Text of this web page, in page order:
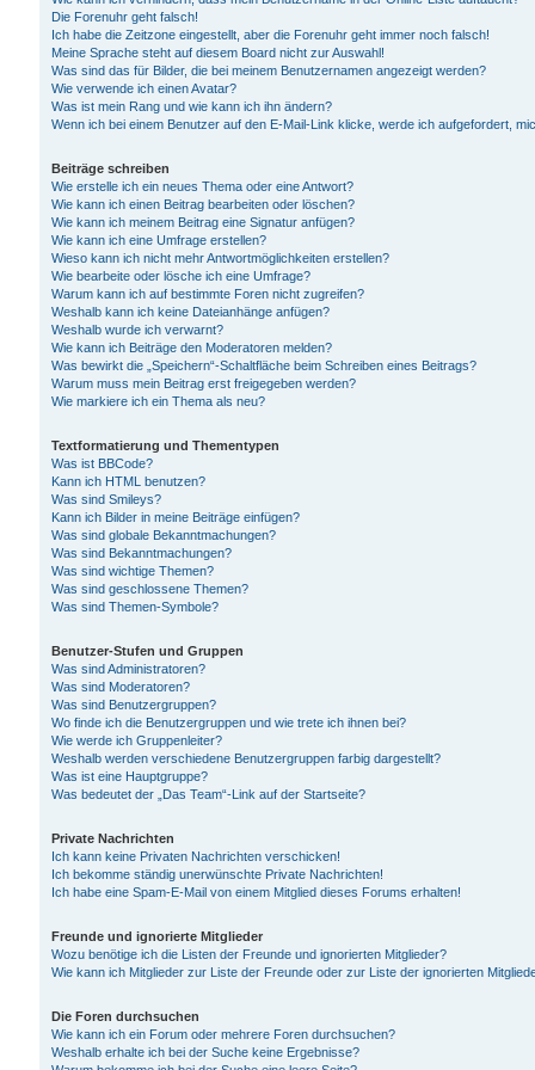
Die Forenuhr geht falsch!
Ich habe die Zeitzone eingestellt, aber die Forenuhr geht immer noch falsch!
Meine Sprache steht auf diesem Board nicht zur Auswahl!
Was sind das für Bilder, die bei meinem Benutzernamen angezeigt werden?
Wie verwende ich einen Avatar?
Was ist mein Rang und wie kann ich ihn ändern?
Wenn ich bei einem Benutzer auf den E-Mail-Link klicke, werde ich aufgefordert,
Beiträge schreiben
Wie erstelle ich ein neues Thema oder eine Antwort?
Wie kann ich einen Beitrag bearbeiten oder löschen?
Wie kann ich meinem Beitrag eine Signatur anfügen?
Wie kann ich eine Umfrage erstellen?
Wieso kann ich nicht mehr Antwortmöglichkeiten erstellen?
Wie bearbeite oder lösche ich eine Umfrage?
Warum kann ich auf bestimmte Foren nicht zugreifen?
Weshalb kann ich keine Dateianhänge anfügen?
Weshalb wurde ich verwarnt?
Wie kann ich Beiträge den Moderatoren melden?
Was bewirkt die „Speichern“-Schaltfläche beim Schreiben eines Beitrags?
Warum muss mein Beitrag erst freigegeben werden?
Wie markiere ich ein Thema als neu?
Textformatierung und Thementypen
Was ist BBCode?
Kann ich HTML benutzen?
Was sind Smileys?
Kann ich Bilder in meine Beiträge einfügen?
Was sind globale Bekanntmachungen?
Was sind Bekanntmachungen?
Was sind wichtige Themen?
Was sind geschlossene Themen?
Was sind Themen-Symbole?
Benutzer-Stufen und Gruppen
Was sind Administratoren?
Was sind Moderatoren?
Was sind Benutzergruppen?
Wo finde ich die Benutzergruppen und wie trete ich ihnen bei?
Wie werde ich Gruppenleiter?
Weshalb werden verschiedene Benutzergruppen farbig dargestellt?
Was ist eine Hauptgruppe?
Was bedeutet der „Das Team“-Link auf der Startseite?
Private Nachrichten
Ich kann keine Privaten Nachrichten verschicken!
Ich bekomme ständig unerwünschte Private Nachrichten!
Ich habe eine Spam-E-Mail von einem Mitglied dieses Forums erhalten!
Freunde und ignorierte Mitglieder
Wozu benötige ich die Listen der Freunde und ignorierten Mitglieder?
Wie kann ich Mitglieder zur Liste der Freunde oder zur Liste der ignorierten
Die Foren durchsuchen
Wie kann ich ein Forum oder mehrere Foren durchsuchen?
Weshalb erhalte ich bei der Suche keine Ergebnisse?